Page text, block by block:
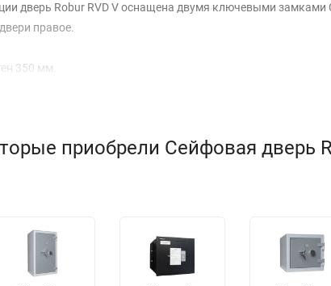
дверь Robur RVD V оснащена двумя ключевыми замками
правое.
350 мм.
сигнализацию(Дельта, Гольфстрим и т.п.) между дверью и
плату изменение размеров.
Grade B или Grade С и так же установка электронного
плату изменение размеров и левостороннее открывание.
приобрели Сейфовая дверь